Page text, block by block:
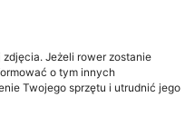
zdjęcia. Jeżeli rower zostanie
o tym innych
Twojego sprzętu i utrudnić jego